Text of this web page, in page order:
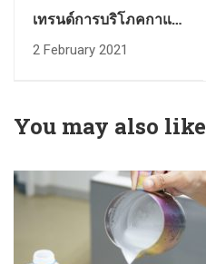
เทรนด์การบริโภคกาแฟ
Espresso ในปี 2021
2 February 2021
You may also like